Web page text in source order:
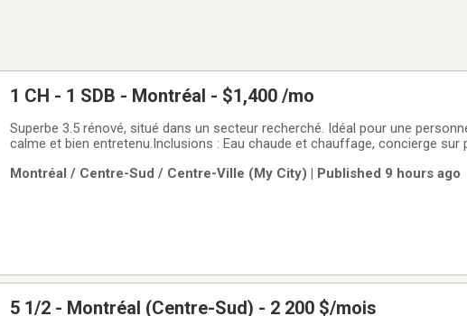
1 CH - 1 SDB - Montréal - $1,400 /mo
Superbe 3.5 rénové, situé dans un secteur recherché. Idéal pour une
calme et bien entretenu.Inclusions : Eau chaude et chauffage, concierge sur
de métro Papineau et Frontenac,
Montréal / Centre-Sud / Centre-Ville (My City) | Published 9 hours ago
5 1/2 - Montréal (Centre-Sud) - 2 200 $/mois